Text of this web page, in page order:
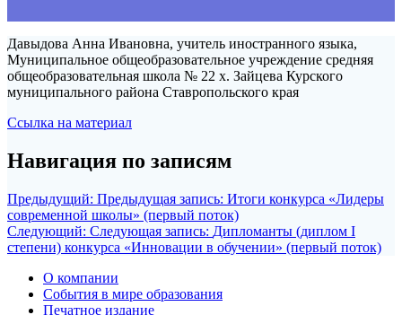
Давыдова Анна Ивановна, учитель иностранного языка,
Муниципальное общеобразовательное учреждение средняя
общеобразовательная школа № 22 х. Зайцева Курского
муниципального района Ставропольского края
Ссылка на материал
Навигация по записям
Предыдущий: Предыдущая запись: Итоги конкурса «Лидеры
современной школы» (первый поток)
Следующий: Следующая запись: Дипломанты (диплом I
степени) конкурса «Инновации в обучении» (первый поток)
О компании
События в мире образования
Печатное издание